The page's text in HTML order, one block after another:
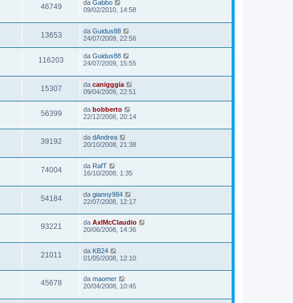
46749 da Gabbo
09/02/2010, 14:58
13653 da Guidus88
24/07/2009, 22:56
116203 da Guidus88
24/07/2009, 15:55
15307 da canigggia
09/04/2009, 22:51
56399 da bobberto
22/12/2008, 20:14
39192 da dAndrea
20/10/2008, 21:38
74004 da RafT
16/10/2008, 1:35
54184 da gianny984
22/07/2008, 12:17
93221 da AxlMcClaudio
20/06/2008, 14:36
21011 da KB24
01/05/2008, 12:10
45678 da maomer
20/04/2008, 10:45